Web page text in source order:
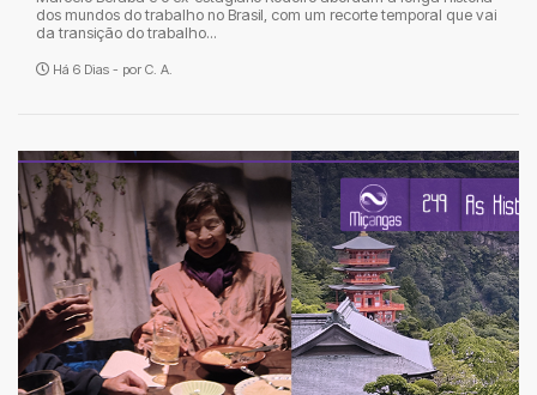
dos mundos do trabalho no Brasil, com um recorte temporal que vai
da transição do trabalho...
Há 6 Dias - por C. A.